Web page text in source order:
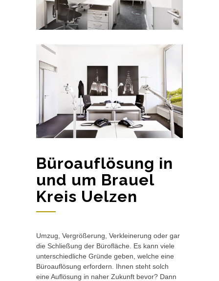
Büroauflösung in
und um Brauel
Kreis Uelzen
Umzug, Vergrößerung, Verkleinerung oder gar
die Schließung der Bürofläche. Es kann viele
unterschiedliche Gründe geben, welche eine
Büroauflösung erfordern. Ihnen steht solch
eine Auflösung in naher Zukunft bevor? Dann